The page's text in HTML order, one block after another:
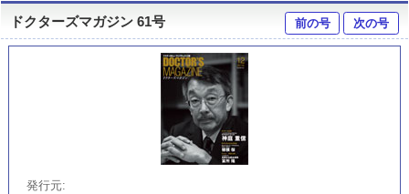
ドクターズマガジン 61号 前の号 次の号
発行元